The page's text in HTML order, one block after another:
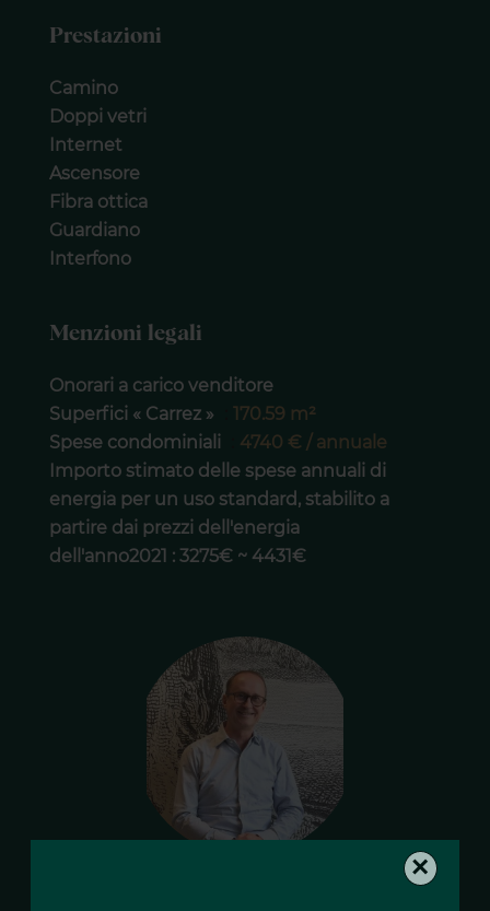
×
Prestazioni
Camino
Doppi vetri
Internet
Ascensore
Fibra ottica
Guardiano
Interfono
Menzioni legali
Onorari a carico venditore
Superfici « Carrez »
170.59 m²
Spese condominiali
4740 € / annuale
Importo stimato delle spese annuali di
energia per un uso standard, stabilito a
partire dai prezzi dell'energia
dell'anno2021 : 3275€ ~ 4431€